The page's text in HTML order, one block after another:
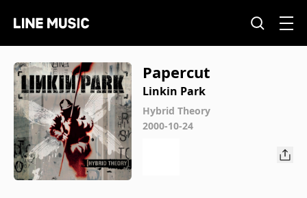
Papercut
Linkin Park
Hybrid Theory
2000-10-24